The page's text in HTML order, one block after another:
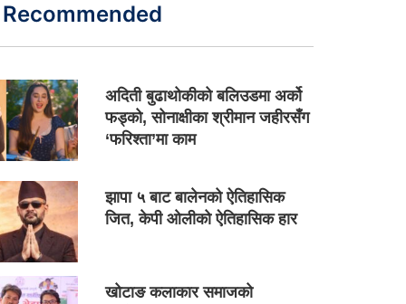
Recommended
अदिती बुढाथोकीको बलिउडमा अर्को
फड्को, सोनाक्षीका श्रीमान जहीरसँग
‘फरिश्ता’मा काम
झापा ५ बाट बालेनको ऐतिहासिक
जित, केपी ओलीको ऐतिहासिक हार
खोटाङ कलाकार समाजको